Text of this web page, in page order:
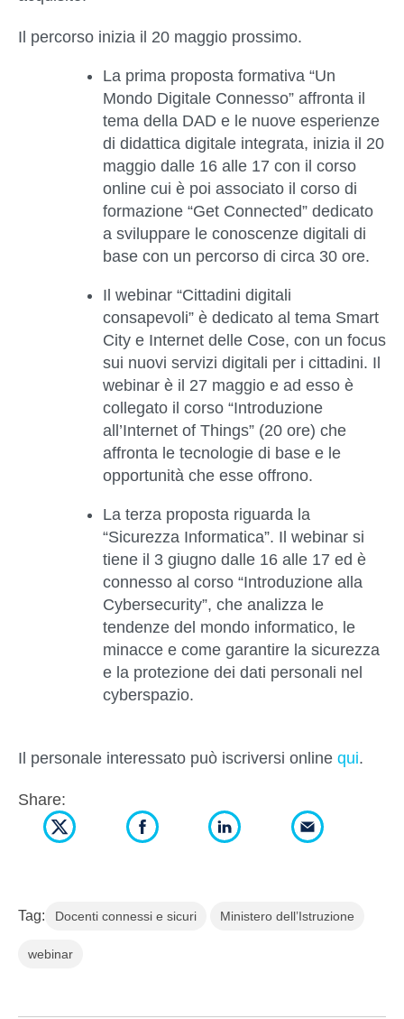
Il percorso inizia il 20 maggio prossimo.
La prima proposta formativa “Un
Mondo Digitale Connesso” affronta il
tema della DAD e le nuove esperienze
di didattica digitale integrata, inizia il 20
maggio dalle 16 alle 17 con il corso
online cui è poi associato il corso di
formazione “Get Connected” dedicato
a sviluppare le conoscenze digitali di
base con un percorso di circa 30 ore.
Il webinar “Cittadini digitali
consapevoli” è dedicato al tema Smart
City e Internet delle Cose, con un focus
sui nuovi servizi digitali per i cittadini. Il
webinar è il 27 maggio e ad esso è
collegato il corso “Introduzione
all’Internet of Things” (20 ore) che
affronta le tecnologie di base e le
opportunità che esse offrono.
La terza proposta riguarda la
“Sicurezza Informatica”. Il webinar si
tiene il 3 giugno dalle 16 alle 17 ed è
connesso al corso “Introduzione alla
Cybersecurity”, che analizza le
tendenze del mondo informatico, le
minacce e come garantire la sicurezza
e la protezione dei dati personali nel
cyberspazio.
Il personale interessato può iscriversi online qui.
Share:
Tag: Docenti connessi e sicuri Ministero dell’Istruzione
webinar